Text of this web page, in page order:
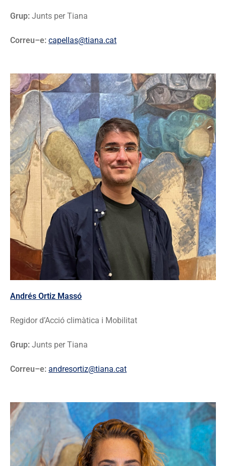
Grup: Junts per Tiana
Correu–e: capellas@tiana.cat
Andrés Ortiz Massó
Regidor d’Acció climàtica i Mobilitat
Grup: Junts per Tiana
Correu–e: andresortiz@tiana.cat